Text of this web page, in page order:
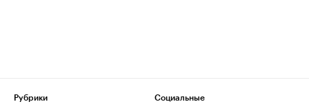
Рубрики
Социальные